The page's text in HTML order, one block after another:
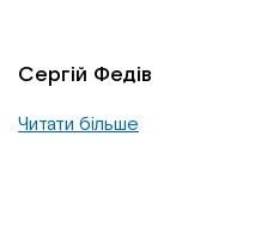
Сергій Федів
Читати більше